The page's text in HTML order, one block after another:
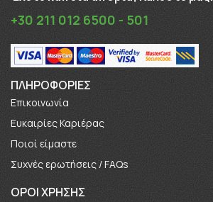
+30 211 012 6500 - 501
ΠΛΗΡΟΦΟΡΊΕΣ
Επικοινωνία
Ευκαιρίες Καριέρας
Πoιοί είμαστε
Συχνές ερωτήσεις / FAQs
ΟΡΟΙ ΧΡΗΣΗΣ